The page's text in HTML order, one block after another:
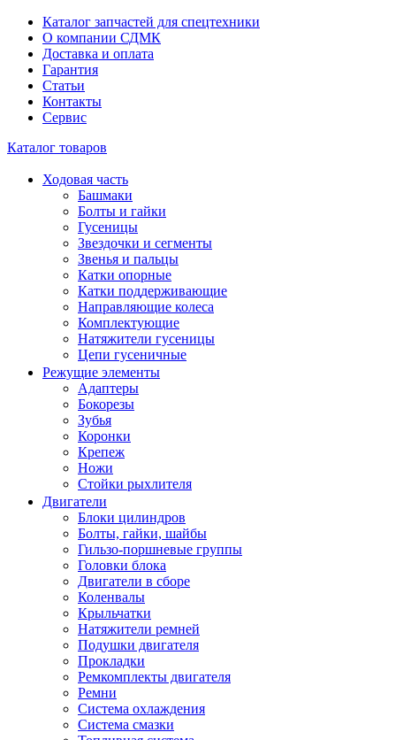
Каталог запчастей для спецтехники
О компании СДМК
Доставка и оплата
Гарантия
Статьи
Контакты
Сервис
Каталог товаров
Ходовая часть
Башмаки
Болты и гайки
Гусеницы
Звездочки и сегменты
Звенья и пальцы
Катки опорные
Катки поддерживающие
Направляющие колеса
Комплектующие
Натяжители гусеницы
Цепи гусеничные
Режущие элементы
Адаптеры
Бокорезы
Зубья
Коронки
Крепеж
Ножи
Стойки рыхлителя
Двигатели
Блоки цилиндров
Болты, гайки, шайбы
Гильзо-поршневые группы
Головки блока
Двигатели в сборе
Коленвалы
Крыльчатки
Натяжители ремней
Подушки двигателя
Прокладки
Ремкомплекты двигателя
Ремни
Система охлаждения
Система смазки